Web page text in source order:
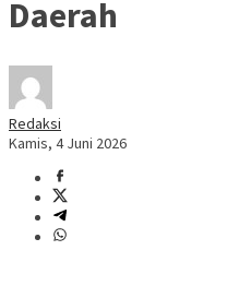
Daerah
Redaksi
Kamis, 4 Juni 2026